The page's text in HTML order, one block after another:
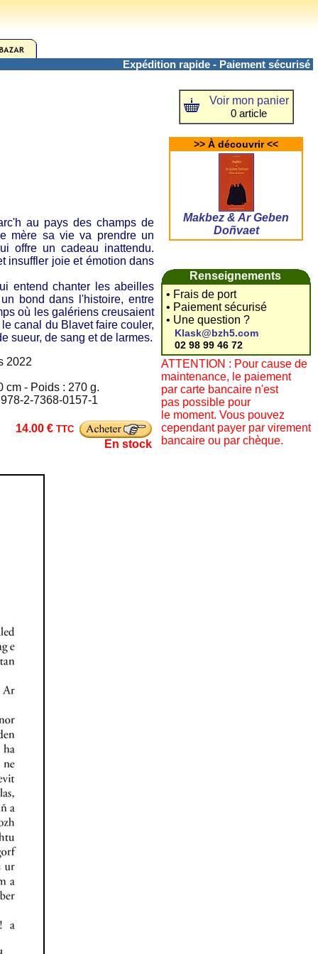
Expédition rapide - Paiement sécurisé
au pays des champs de
mère sa vie va prendre un
offre un cadeau inattendu.
insuffler joie et émotion dans
entend chanter les abeilles
bond dans l'histoire, entre
où les galériens creusaient
canal du Blavet faire couler,
sueur, de sang et de larmes.
2022
cm - Poids : 270 g.
2-7368-0157-1
14.00 € TTC
En stock
Voir mon panier
0 article
>> À découvrir <<
Makbez & Ar Geben
Doñvaet
Renseignements
• Frais de port
• Paiement sécurisé
• Une question ?
Klask@bzh5.com
02 98 99 46 72
ATTENTION : Pour cause de
maintenance, le paiement
par carte bancaire n'est
pas possible pour
le moment. Vous pouvez
cependant payer par virement
bancaire ou par chèque.